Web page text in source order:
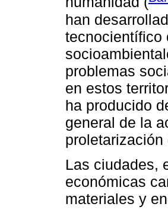
han
tecnocientífico
problemas
en estos
ha producido
general de la
Las ciudades,
económicas
materiales y